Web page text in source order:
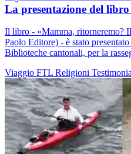
La presentazione del
Il libro - «Mamma, ritorneremo?
Paolo Editore) - è stato
Biblioteche cantonali, per la
Viaggio FTL Religioni